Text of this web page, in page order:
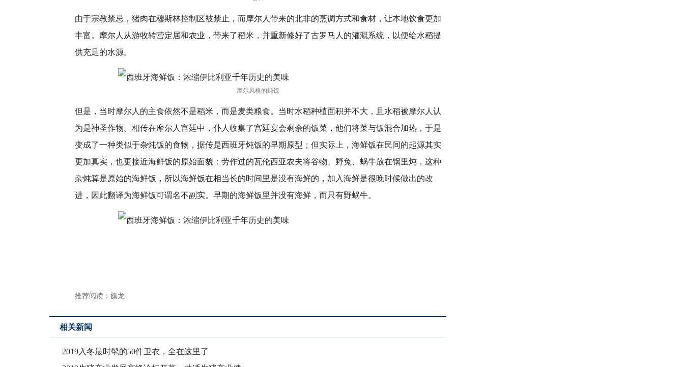
由于宗教禁忌，猪肉在穆斯林控制区被禁止，而摩尔人带来的北非的烹调方式和食材，让本地饮食更加
丰富。摩尔人从游牧转营定居和农业，带来了稻米，并重新修好了古罗马人的灌溉系统，以便给水稻提
供充足的水源。
摩尔风格的炖饭
但是，当时摩尔人的主食依然不是稻米，而是麦类粮食。当时水稻种植面积并不大，且水稻被摩尔人认
为是神圣作物。相传在摩尔人宫廷中，仆人收集了宫廷宴会剩余的饭菜，他们将菜与饭混合加热，于是
变成了一种类似于杂炖饭的食物，据传是西班牙炖饭的早期原型；但实际上，海鲜饭在民间的起源其实
更加真实，也更接近海鲜饭的原始面貌：劳作过的瓦伦西亚农夫将谷物、野兔、蜗牛放在锅里炖，这种
杂炖算是原始的海鲜饭，所以海鲜饭在相当长的时间里是没有海鲜的，加入海鲜是很晚时候做出的改
进，因此翻译为海鲜饭可谓名不副实。早期的海鲜饭里并没有海鲜，而只有野蜗牛。
推荐阅读： 旗龙
相关新闻
2019入冬最时髦的50件卫衣，全在这里了